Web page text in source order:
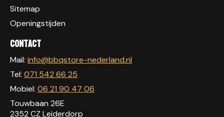
Sitemap
Openingstijden
Contact
Mail: info@bbqstore-nederland.nl
Tel: 071 542 66 25
Mobiel: 06 21 90 47 06
Touwbaan 26E
2352 CZ Leiderdorp